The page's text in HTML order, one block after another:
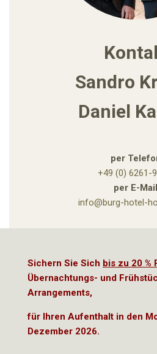
Sandro
Daniel
per
+49 (0) 6261-
per E-
info@burg-hotel-
Sichern Sie Sich bis zu 20 %
Übernachtungs- und
Arrangements,
für Ihren Aufenthalt in den
Dezember 2026.